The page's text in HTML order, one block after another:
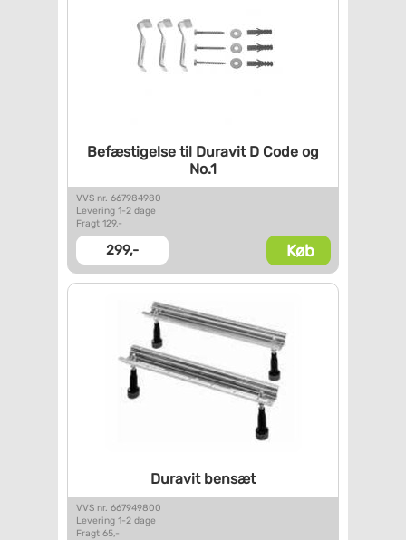
Befæstigelse til Duravit D Code og
No.1
VVS nr. 667984980
Levering 1-2 dage
Fragt 129,-
299,- Køb
Duravit bensæt
VVS nr. 667949800
Levering 1-2 dage
Fragt 65,-